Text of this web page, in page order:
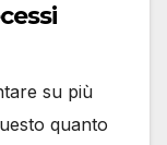
su più
quanto